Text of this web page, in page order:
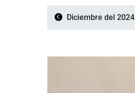
Diciembre del 2024